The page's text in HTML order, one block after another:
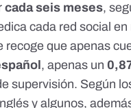
cada seis meses,
cada red social
recoge que apenas
, apenas un
supervisión. Según
y algunos,